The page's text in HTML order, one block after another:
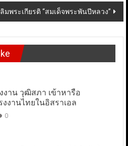
มพระเกียรติ “สมเด็จพระพันปีหลวง”
าน วุฒิสภา เข้าหารือ
งานไทยในอิสราเอล
0